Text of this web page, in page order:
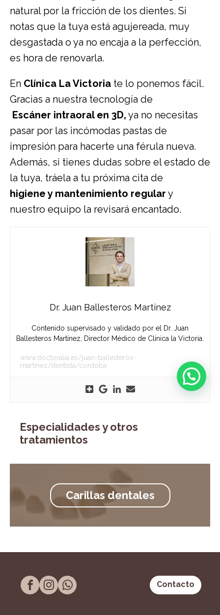
natural por la fricción de los dientes. Si
notas que la tuya está agujereada, muy
desgastada o ya no encaja a la perfección,
es hora de renovarla.
En Clínica La Victoriate lo ponemos fácil.
Gracias a nuestra tecnología de
Escáner intraoral en 3D, ya no necesitas
pasar por las incómodas pastas de
impresión para hacerte una férula nueva.
Además, si tienes dudas sobre el estado de
la tuya, tráela a tu próxima cita de
higiene y mantenimiento regular y
nuestro equipo la revisará encantado.
Dr. Juan Ballesteros Martínez
Contenido supervisado y validado por el Dr. Juan
Ballesteros Martínez, Director Médico de Clínica la Victoria.
www.doctoralia.es/juan-ballesteros-
martinez/dentista/cordoba
Especialidades y otros
tratamientos
Carillas dentales
Contacto